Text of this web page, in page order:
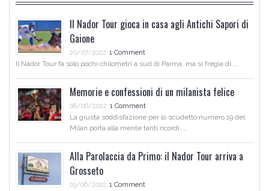
Il Nador Tour gioca in casa agli Antichi Sapori di
Gaione
20/07/2022 1 Comment
Il Nador Tour fa solo pochi chilometri a sud di Parma, ma si fregia di …
Memorie e confessioni di un milanista felice
08/06/2022 1 Comment
La giusta soddisfazione per lo scudetto numero 19 del
Milan porta alla mente tanti ricordi. …
Alla Parolaccia da Primo: il Nador Tour arriva a
Grosseto
03/06/2022 1 Comment